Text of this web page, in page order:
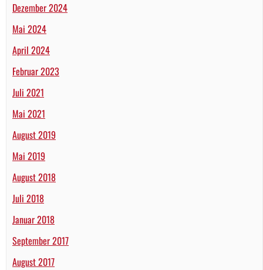
Dezember 2024
Mai 2024
April 2024
Februar 2023
Juli 2021
Mai 2021
August 2019
Mai 2019
August 2018
Juli 2018
Januar 2018
September 2017
August 2017